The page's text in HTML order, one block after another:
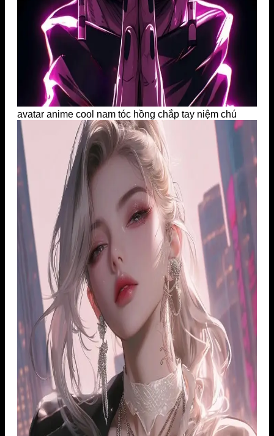
avatar anime cool nam tóc hồng chắp tay niệm chú